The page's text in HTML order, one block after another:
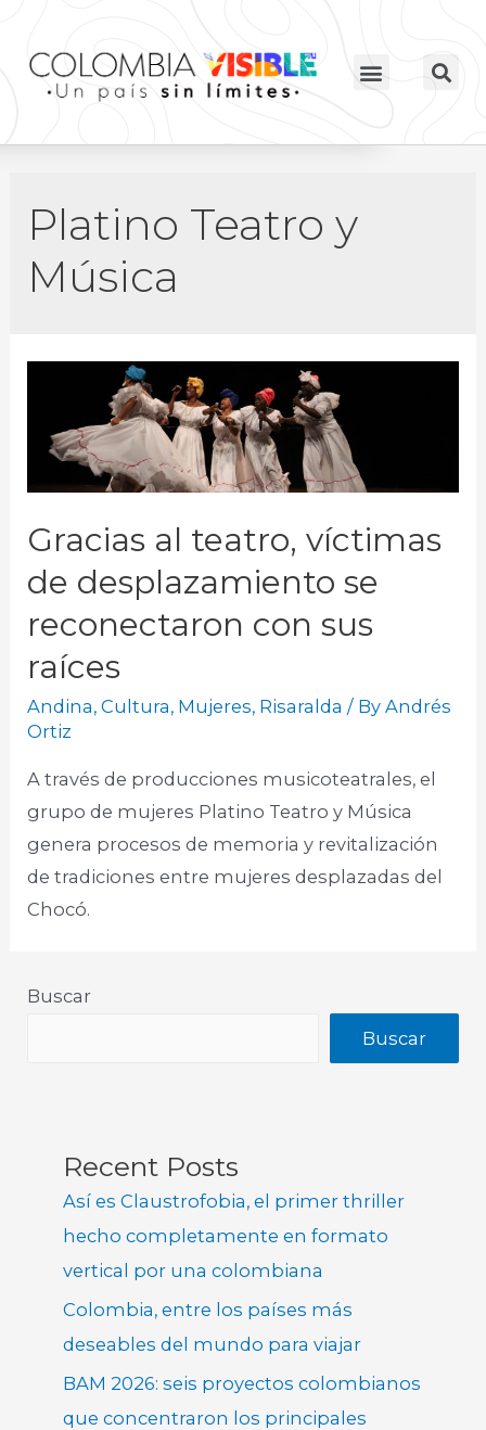
Platino Teatro y
Música
Gracias al teatro, víctimas
de desplazamiento se
reconectaron con sus
raíces
Andina,Cultura, Mujeres, Risaralda / ByAndrés
Ortiz
A través de producciones musicoteatrales, el
grupo de mujeres Platino Teatro y Música
genera procesos de memoria y revitalización
de tradiciones entre mujeres desplazadas del
Chocó.
Buscar
Buscar
Recent Posts
Así es Claustrofobia, el primer thriller
hecho completamente en formato
vertical por una colombiana
Colombia, entre los países más
deseables del mundo para viajar
BAM 2026: seis proyectos colombianos
que concentraron los principales